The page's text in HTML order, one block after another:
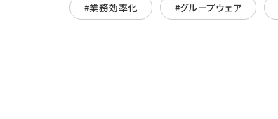
#業務効率化 #グループウェア